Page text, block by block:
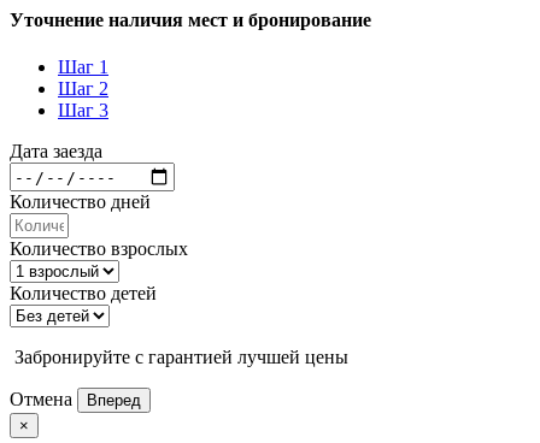
Уточнение наличия мест и бронирование
Шаг 1
Шаг 2
Шаг 3
Дата заезда
Количество дней
Количество взрослых
Количество детей
Забронируйте с гарантией лучшей цены
Отмена
Вперед
×